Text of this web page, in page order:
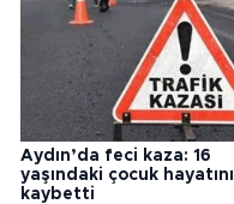
Aydın’da feci kaza: 16
yaşındaki çocuk hayatını
kaybetti